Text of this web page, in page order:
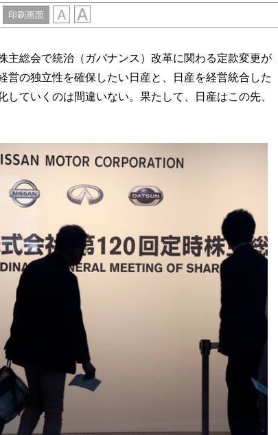
印刷画面
総会で統治（ガバナンス）改革に関わる定款変更が
営の独立性を確保したい日産と、日産を経営統合した
していくのは間違いない。果たして、日産はこの先、